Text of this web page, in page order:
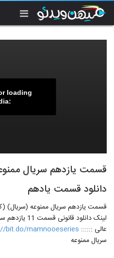
loading
قسمت یازدهم سریال
دانلود قسمت یادهم
قسمت یازدهم سریال ممنوعه (سریال)
لینک دانلود
عالی :::::: bit.do/mamnooeseries
سریال ممنوعه